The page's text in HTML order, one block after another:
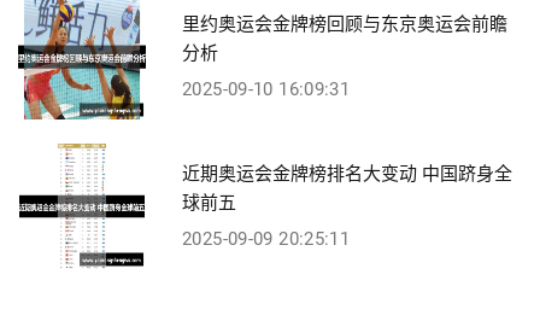
里约奥运会金牌榜回顾与东京奥运会前瞻
分析
2025-09-10 16:09:31
近期奥运会金牌榜排名大变动 中国跻身全
球前五
2025-09-09 20:25:11